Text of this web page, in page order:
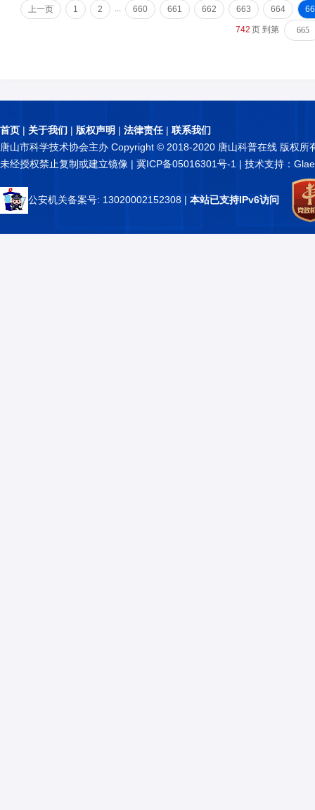
上一页 1 2 ... 660 661 662 663 664
742 页 到第
首页 | 关于我们 | 版权声明 | 法律责任| 联系我们
唐山市科学技术协会主办 Copyright © 2018-2020 唐山科普在线 版权所
未经授权禁止复制或建立镜像 | 冀ICP备05016301号-1 | 技术支持：
公安机关备案号: 13020002152308 | 本站已支持IPv6访问